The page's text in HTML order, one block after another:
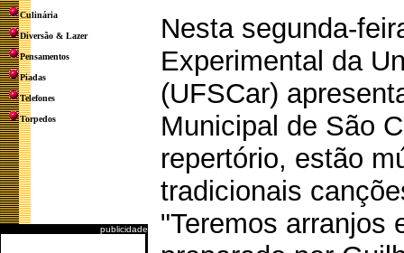
Culinária
Diversão & Lazer
Pensamentos
Piadas
Telefones
Torpedos
publicidade
Nesta segunda-
Experimental da
(UFSCar)
Municipal de São
repertório, estão
tradicionais
"Teremos arranjos